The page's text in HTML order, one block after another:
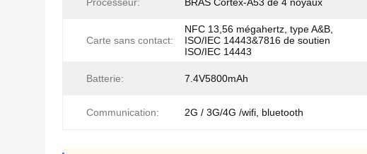
Carte sans contact:
NFC 13,56 mégahertz, type A&B,
ISO/IEC 14443&7816 de soutien
ISO/IEC 14443
Batterie: 7.4V5800mAh
Communication: 2G / 3G/4G /wifi, bluetooth